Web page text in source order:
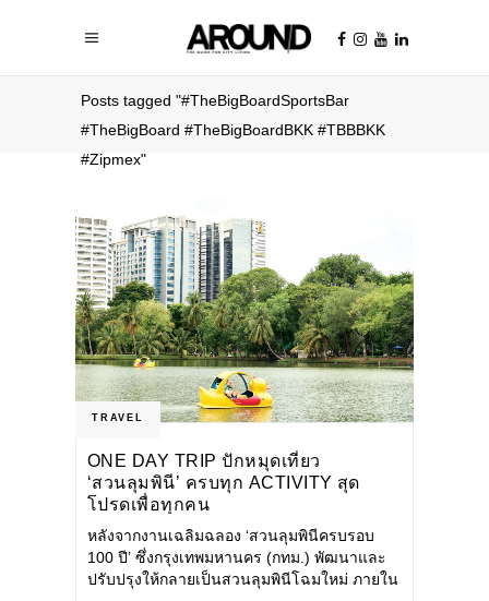
Posts tagged "#TheBigBoardSportsBar
#TheBigBoard #TheBigBoardBKK #TBBBKK
#Zipmex"
TRAVEL
ONE DAY TRIP ปักหมุดเที่ยว
‘สวนลุมพินี’ ครบทุก ACTIVITY สุด
โปรดเพื่อทุกคน
หลังจากงานเฉลิมฉลอง ‘สวนลุมพินีครบรอบ
100 ปี’ ซึ่งกรุงเทพมหานคร (กทม.) พัฒนาและ
ปรับปรุงให้กลายเป็นสวนลุมพินีโฉมใหม่ ภายใน